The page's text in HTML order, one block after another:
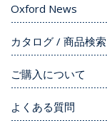
Oxford News
カタログ / 商品検索
ご購入について
よくある質問